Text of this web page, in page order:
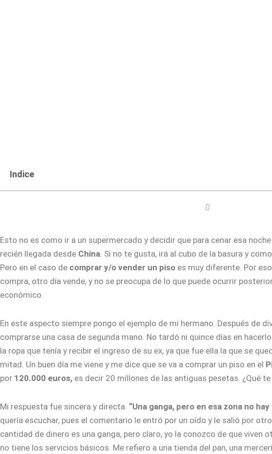
Indice
Esto no es como ir a un supermercado y decidir que para cenar esa
recién llegada desde China. Si no te gusta, irá al cubo de la basura y
Pero en el caso de comprar y/o vender un piso es muy diferente. Por eso
compra, otro día vende, y no se preocupa de lo que puede ocurrir
económico.
En este aspecto siempre pongo el ejemplo de mi hermano. Después de
comprarse una casa de segunda mano. No tardó ni quince días en
la ropa que tenía y recibir el ingreso de su ex, ya que fue ella la que se
mitad. Un buen día me viene y me dice que se va a comprar un piso en el
por 120.000 euros, es decir 20 millones de las antiguas pesetas. ¿Qué te
Mi respuesta fue sincera y directa. “Una ganga, pero en esa zona no hay
quería escuchar, pues el comentario le entró por un oído y le salió por
cantidad de dinero es una ganga, pero claro, yo la conozco de que viven
no tiene los servicios básicos. Me refiero a una tienda del pan, una